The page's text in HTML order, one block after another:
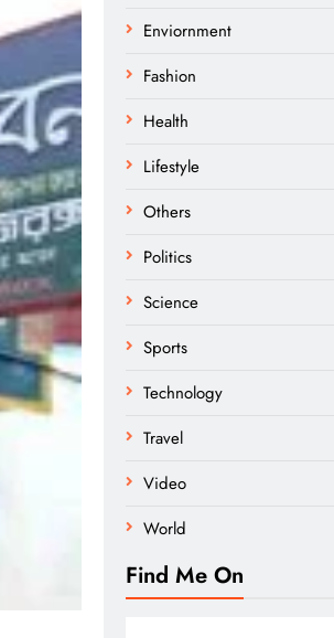
Enviornment
Fashion
Health
Lifestyle
Others
Politics
Science
Sports
Technology
Travel
Video
World
Find Me On